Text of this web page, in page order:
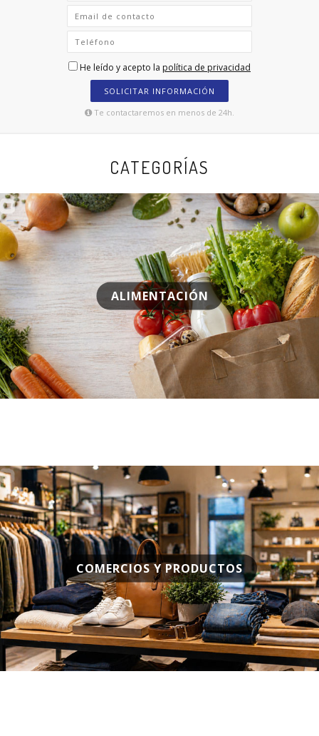
He leído y acepto la política de privacidad
SOLICITAR INFORMACIÓN
Te contactaremos en menos de 24h.
CATEGORÍAS
ALIMENTACIÓN
COMERCIOS Y PRODUCTOS